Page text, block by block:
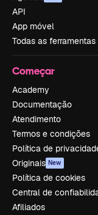
API
App móvel
Todas as ferramentas
Começar
Academy
Documentação
Atendimento
Termos e condições
Política de
Originais New
Política de cookies
Central de
Afiliados